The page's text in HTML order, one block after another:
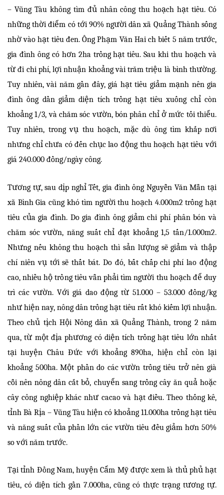
– Vũng Tàu không tìm đủ nhân công thu hoạch hạt tiêu. Có
những thời điểm có tới 90% người dân xã Quảng Thành sống
nhờ vào hạt tiêu đen. Ông Phạm Văn Hai ch biết 5 năm trước,
gia đình ông có hơn 2ha trồng hạt tiêu. Sau khi thu hoạch và
từ đi chi phí, lợi nhuận khoảng vài trăm triệu là bình thường.
Tuy nhiên, vài năm gần đây, giá hạt tiêu giảm mạnh nên gia
đình ông dần giảm diện tích trồng hạt tiêu xuống chỉ còn
khoảng 1/3, và chăm sóc vườn, bón phân chỉ ở mức tối thiểu.
Tuy nhiên, trong vụ thu hoạch, mặc dù ông tìm khắp nơi
nhưng chỉ chưa có đến chục lao động thu hoạch hạt tiêu với
giá 240.000 đồng/ngày công.
Tương tự, sau dịp nghỉ Tết, gia đình ông Nguyễn Văn Mẫn tại
xã Bình Gia cũng khó tìm người thu hoạch 4.000m2 trồng hạt
tiêu của gia đình. Do gia đình ông giảm chi phí phân bón và
chăm sóc vườn, năng suất chỉ đạt khoảng 1,5 tấn/1.000m2.
Nhưng nếu không thu hoạch thì sản lượng sẽ giảm và thập
chí niên vụ tới sẽ thất bát. Do đó, bất chấp chi phí lao động
cao, nhiều hộ trồng tiêu vẫn phải tìm người thu hoạch để duy
trì các vườn. Với giá dao động từ 51.000 – 53.000 đồng/kg
như hiện nay, nông dân trồng hạt tiêu rất khó kiếm lợi nhuận.
Theo chủ tịch Hội Nông dân xã Quảng Thành, trong 2 năm
qua, từ một địa phương có diện tích trồng hạt tiêu lớn nhất
tại huyện Châu Đức với khoảng 890ha, hiện chỉ còn lại
khoảng 500ha. Một phần do các vườn trồng tiêu trở nên già
cỗi nên nông dân cắt bỏ, chuyển sang trồng cây ăn quả hoặc
cây công nghiệp khác như cacao và hạt điều. Theo thống kê,
tỉnh Bà Rịa – Vũng Tàu hiện có khoảng 11.000ha trồng hạt tiêu
và năng suất của phần lớn các vườn tiêu đều giảm hơn 50%
so với năm trước.
Tại tỉnh Đồng Nam, huyện Cẩm Mỹ được xem là thủ phủ hạt
tiêu, có diện tích gần 7.000ha, cũng có thực trạng tương tự.